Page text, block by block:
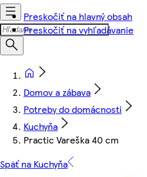
Preskočiť na hlavný obsah
Preskočiť na vyhľadávanie
Domov a zábava
Potreby do domácnosti
Kuchyňa
Practic Vareška 40 cm
Späť na Kuchyňa